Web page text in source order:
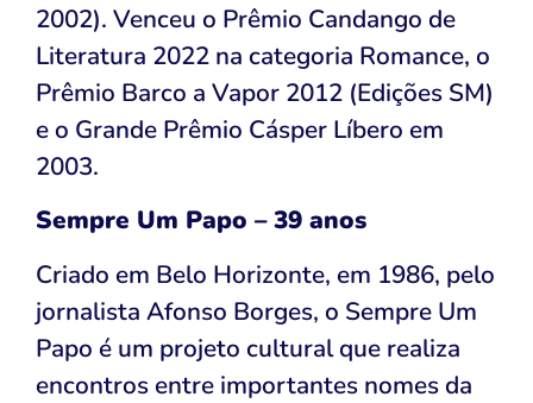
2002). Venceu o Prêmio Candango de
Literatura 2022 na categoria Romance, o
Prêmio Barco a Vapor 2012 (Edições SM)
e o Grande Prêmio Cásper Líbero em
2003.
Sempre Um Papo – 39 anos
Criado em Belo Horizonte, em 1986, pelo
jornalista Afonso Borges, o Sempre Um
Papo é um projeto cultural que realiza
encontros entre importantes nomes da